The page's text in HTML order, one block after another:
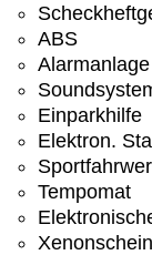
ABS
Alarmanlage
Einparkhilfe
Elektron.
Tempomat